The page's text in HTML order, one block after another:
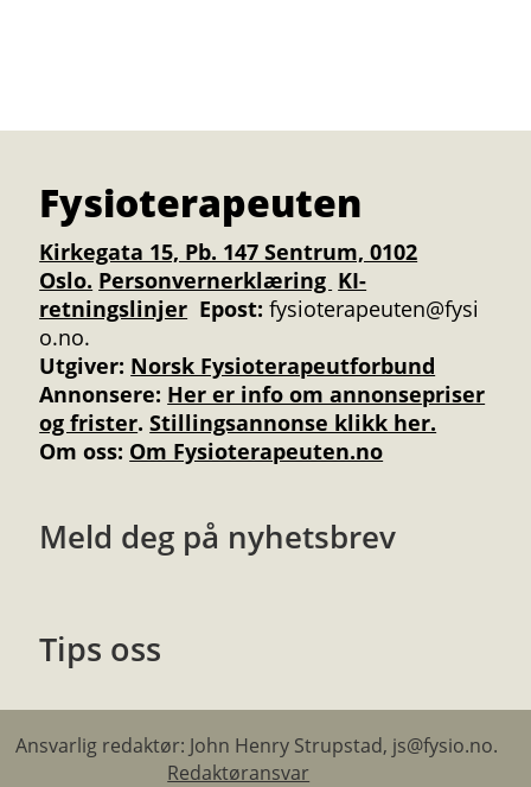
Fysioterapeuten
Kirkegata 15, Pb. 147 Sentrum, 0102
Oslo. Personvernerklæring KI-
retningslinjer Epost: fysioterapeuten@fysi
o.no.
Utgiver: Norsk Fysioterapeutforbund
Annonsere: Her er info om annonsepriser
og frister.Stillingsannonse klikk her.
Om oss: Om Fysioterapeuten.no
Meld deg på nyhetsbrev
Tips oss
Ansvarlig redaktør: John Henry Strupstad, js@fysio.no.
Redaktøransvar